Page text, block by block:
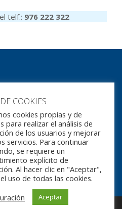
telf.: 976 222 322
COOKIES
cookies propias y de
para realizar el análisis de
de los usuarios y mejorar
servicios. Para continuar
se requiere un
explícito de
Al hacer clic en "Aceptar",
uso de todas las cookies.
Aceptar